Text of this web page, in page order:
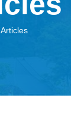
Articles